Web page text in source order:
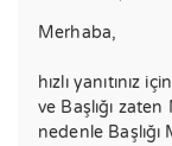
Merhaba,
hızlı yanıtınız
ve Başlığı
nedenle